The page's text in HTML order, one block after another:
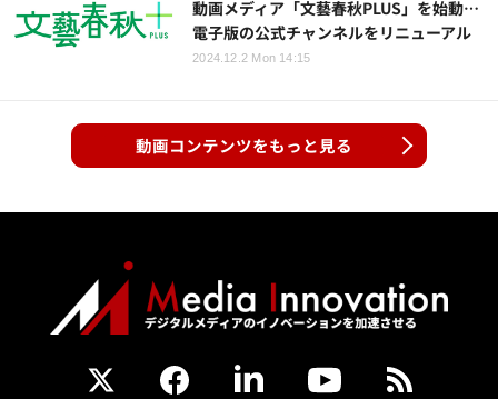
動画メディア「文藝春秋PLUS」を始動…
電子版の公式チャンネルをリニューアル
2024.12.2 Mon 14:15
動画コンテンツをもっと見る